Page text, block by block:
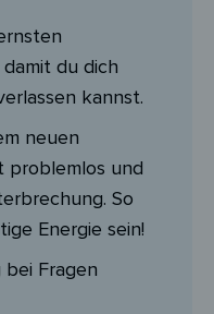
du dich
kannst.
neuen
problemlos und
So
Energie sein!
Fragen